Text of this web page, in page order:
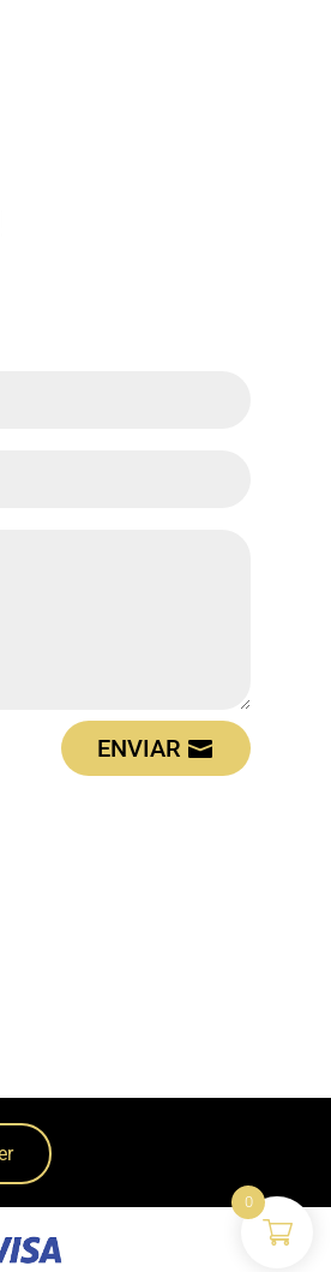
ENVIAR
0